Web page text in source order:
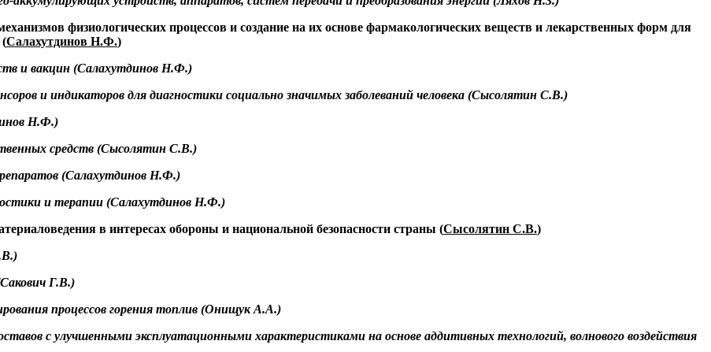
физиологических процессов и создание на их основе фармакологических веществ и лекарственных форм для
(Салахутдинов Н.Ф.)
и вакцин (Салахутдинов Н.Ф.)
и индикаторов для диагностики социально значимых заболеваний человека (Сысолятин С.В.)
Н.Ф.)
средств (Сысолятин С.В.)
(Салахутдинов Н.Ф.)
и терапии (Салахутдинов Н.Ф.)
в интересах обороны и национальной безопасности страны (Сысолятин С.В.)
Сакович Г.В.)
процессов горения топлив (ОнищукА.А.)
с улучшенными эксплуатационными характеристиками на основе аддитивных технологий, волнового воздействия